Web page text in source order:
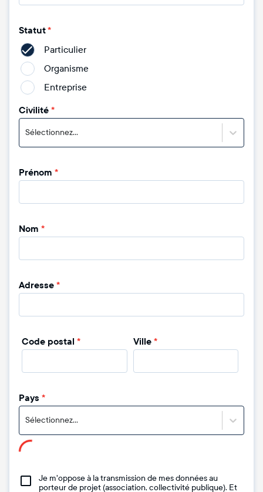
Statut*
Particulier
Organisme
Entreprise
Civilité*
Sélectionnez...
Prénom *
Nom *
Adresse*
Code postal * Ville *
Pays *
Sélectionnez...
Je m'oppose à la transmission de mes données au
porteur de projet (association, collectivité publique). Et